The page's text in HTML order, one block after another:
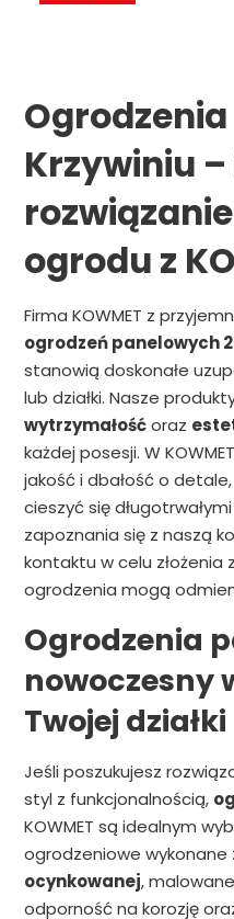
Krzywiniu
ogrodu z
Firma KOWMET z
ogrodzeń panelowych
stanowią doskonałe
lub działki. Nasze
wytrzymałośćoraz
każdej posesji. W
jakość i dbałość o
cieszyć się
zapoznania się z naszą
kontaktu w celu złożenia
ogrodzenia mogą
Ogrodzenia
nowoczesny
Twojej działki
Jeśli poszukujesz
styl z funkcjonalnością,
KOWMET są idealnym
ogrodzeniowe wykonane
ocynkowanej,
odporność na korozję